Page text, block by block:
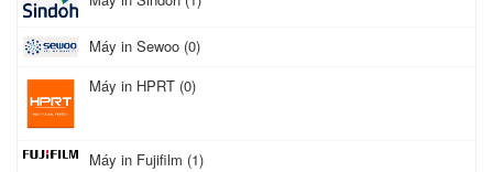
Máy in Sewoo (0)
Máy in HPRT (0)
Máy in Fujifilm (1)